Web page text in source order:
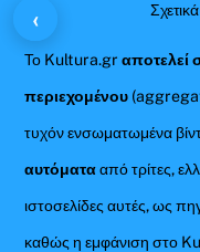
Το Kultura.grαποτελεί
περιεχομένου
τυχόν ενσωματωμένα
αυτόματααπό τρίτες,
ιστοσελίδες αυτές, ως
καθώς η εμφάνιση στο
‹